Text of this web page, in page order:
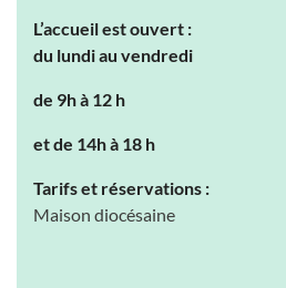
L’accueil est ouvert :
du lundi au vendredi
de 9h à 12 h
et de 14h à 18 h
Tarifs et réservations :
Maison diocésaine